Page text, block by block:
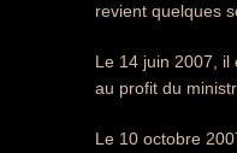
revient quelques
Le 14 juin 2007, il
au profit du
Le 10 octobre